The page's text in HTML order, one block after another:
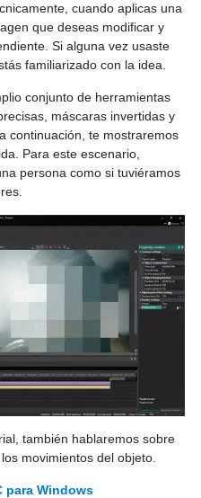
cuando aplicas una
que deseas modificar y
Si alguna vez usaste
familiarizado con la idea.
conjunto de herramientas
máscaras invertidas y
continuación, te mostraremos
Para este escenario,
persona como si tuviéramos
también hablaremos sobre
movimientos del objeto.
para Windows